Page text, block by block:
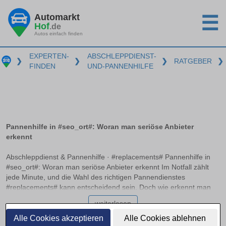
Alle Cookies akzeptieren Alle Cookies ablehnen
Automarkt
Hof.de
Autos einfach finden ☰
❯
EXPERTEN-
FINDEN
❯
ABSCHLEPPDIENST-
UND-PANNENHILFE
❯ RATGEBER ❯
Pannenhilfe in #seo_ort#: Woran man seriöse Anbieter
erkennt
Abschleppdienst & Pannenhilfe · #replacements# Pannenhilfe in
#seo_ort#: Woran man seriöse Anbieter erkennt Im Notfall zählt
jede Minute, und die Wahl des richtigen Pannendienstes
#replacements# kann entscheidend sein. Doch wie erkennt man
einen seriösen Anbieter, der professionell und zuverlässig handelt?
Dieser Artikel bietet klare Orientierung und hilft Ihnen dabei, im
Ernstfall schnell und richtig zu entscheiden, ohne böse
weiterlesen